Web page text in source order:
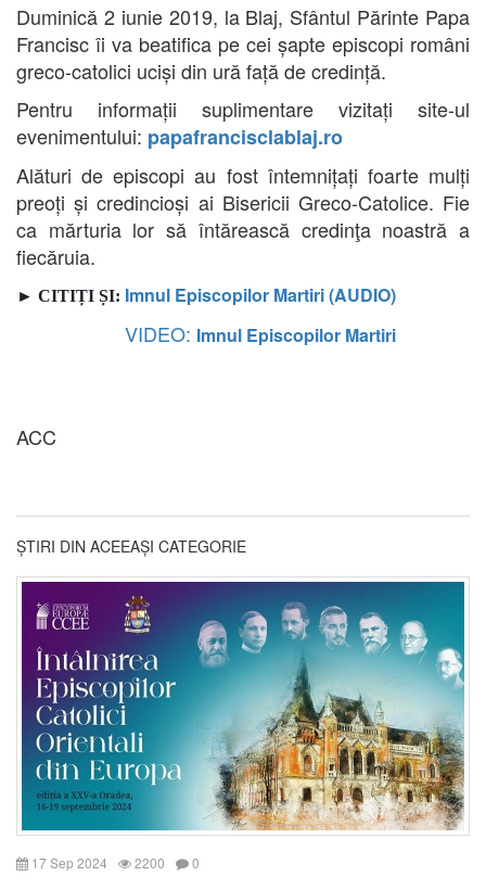
Duminică 2 iunie 2019, la Blaj, Sfântul Părinte Papa
Francisc îi va beatifica pe cei șapte episcopi români
greco-catolici uciși din ură față de credință.
Pentru informații suplimentare vizitați site-ul
evenimentului: papafrancisclablaj.ro
Alături de episcopi au fost întemnițați foarte mulți
preoți și credincioși ai Bisericii Greco-Catolice. Fie
ca mărturia lor să întărească credinţa noastră a
fiecăruia.
► CITIȚI ȘI: Imnul Episcopilor Martiri (AUDIO)
VIDEO: Imnul Episcopilor Martiri
ACC
ȘTIRI DIN ACEEAȘI CATEGORIE
17 Sep 2024 2200 0